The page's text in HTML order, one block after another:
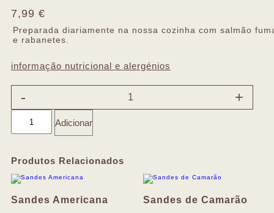
7,99 €
Preparada diariamente na nossa cozinha com salmão
e rabanetes.
informação nutricional e alergénios
- +
Adicionar
Produtos Relacionados
Sandes Americana Sandes de Camarão